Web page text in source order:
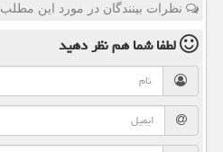
نظرات بینندگان در مورد این مطلب
لطفا شما همنظر دهید